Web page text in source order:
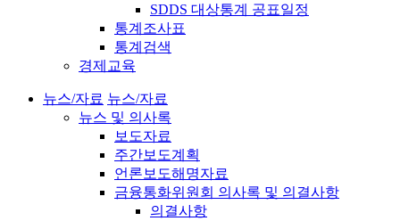
SDDS 대상통계 공표일정
통계조사표
통계검색
경제교육
뉴스/자료 뉴스/자료
뉴스 및 의사록
보도자료
주간보도계획
언론보도해명자료
금융통화위원회 의사록 및 의결사항
의결사항